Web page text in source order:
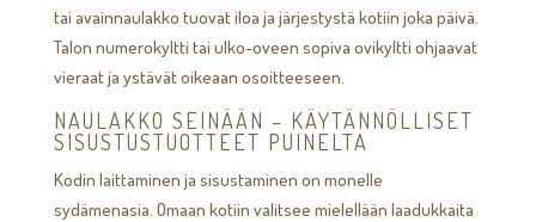
tai avainnaulakko tuovat iloa ja järjestystä kotiin joka päivä.
Talon numerokyltti tai ulko-oveen sopiva ovikyltti ohjaavat
vieraat ja ystävät oikeaan osoitteeseen.
NAULAKKO SEINÄÄN – KÄYTÄNNÖLLISET
SISUSTUSTUOTTEET PUINELTA
Kodin laittaminen ja sisustaminen on monelle
sydämenasia. Omaan kotiin valitsee mielellään laadukkaita